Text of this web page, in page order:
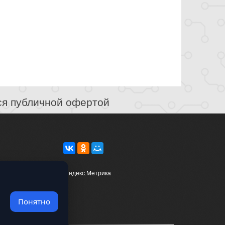
публичной офертой
Понятно